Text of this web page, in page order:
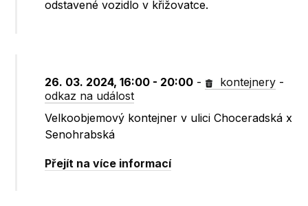
odstavené vozidlo v křižovatce.
26. 03. 2024, 16:00 - 20:00 - kontejnery -
odkaz na událost
Velkoobjemový kontejner v ulici Choceradská x
Senohrabská
Přejít na více informací